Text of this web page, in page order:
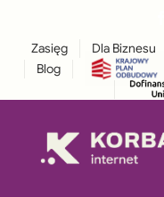
zawartości
Zasięg Dla Biznesu
Blog